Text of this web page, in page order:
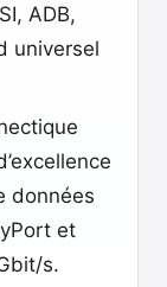
ADB,
universel
données
et
s.